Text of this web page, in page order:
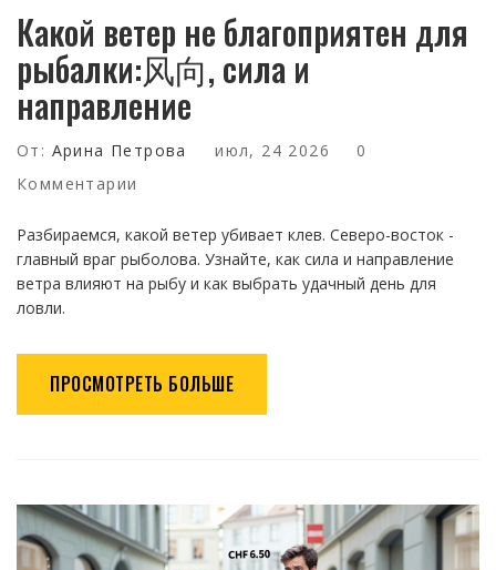
Какой ветер не благоприятен для
рыбалки:风向, сила и
направление
От: Арина Петрова июл, 24 2026
0
Комментарии
Разбираемся, какой ветер убивает клев. Северо-восток -
главный враг рыболова. Узнайте, как сила и направление
ветра влияют на рыбу и как выбрать удачный день для
ловли.
ПРОСМОТРЕТЬ БОЛЬШЕ